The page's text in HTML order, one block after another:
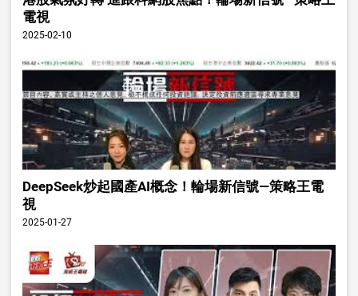
電視
2025-02-10
DeepSeek炒起國產AI概念！輪場新信號—策略王電
視
2025-01-27